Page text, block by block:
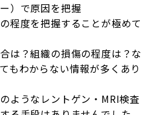
）で原因を把握
程度を把握することが極めて
は？組織の損傷の程度は？な
もわからない情報が多くあり
ようなレントゲン・MRI検査